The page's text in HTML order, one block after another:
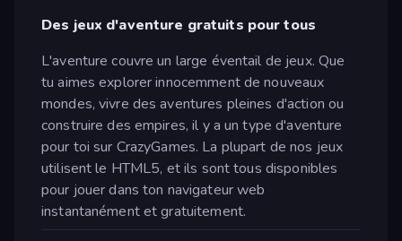
Des jeux d'aventure gratuits pour tous
L'aventure couvre un large éventail de jeux. Que
tu aimes explorer innocemment de nouveaux
mondes, vivre des aventures pleines d'action ou
construire des empires, il y a un type d'aventure
pour toi sur CrazyGames. La plupart de nos jeux
utilisent le HTML5, et ils sont tous disponibles
pour jouer dans ton navigateur web
instantanément et gratuitement.